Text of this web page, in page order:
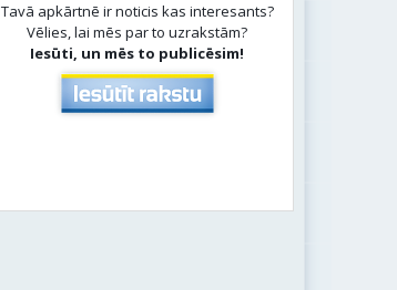
Tavā apkārtnē ir noticis kas interesants?
Vēlies, lai mēs par to uzrakstām?
Iesūti, un mēs to publicēsim!